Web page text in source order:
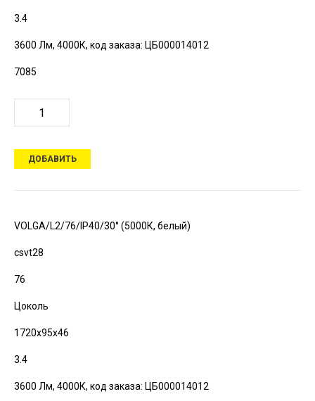
3.4
3600 Лм, 4000К, код заказа: ЦБ000014012
7085
ДОБАВИТЬ
VOLGA/L2/76/IP40/30° (5000К, белый)
csvt28
76
Цоколь
1720х95х46
3.4
3600 Лм, 4000К, код заказа: ЦБ000014012